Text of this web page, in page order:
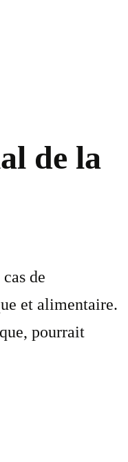
de la
de
et alimentaire.
pourrait